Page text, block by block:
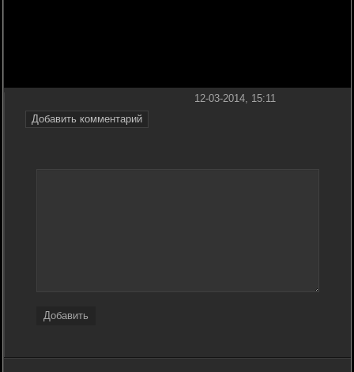
Добавить комментарий
12-03-2014, 15:11
Добавить